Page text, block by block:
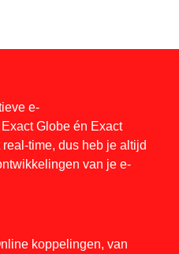
e-
Globe én Exact
time, dus heb je altijd
van je e-
koppelingen, van